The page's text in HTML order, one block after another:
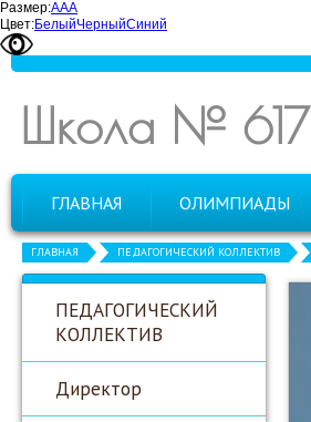
Размер:ААА
Цвет:БелыйЧерныйСиний
Школа № 617
ГЛАВНАЯ ОЛИМПИАДЫ
ГЛАВНАЯ ПЕДАГОГИЧЕСКИЙ КОЛЛЕКТИВ
ПЕДАГОГИЧЕСКИЙ
КОЛЛЕКТИВ
Директор